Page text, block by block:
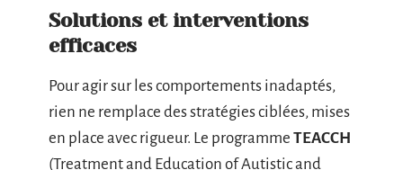
Solutions et interventions
efficaces
Pour agir sur les comportements inadaptés,
rien ne remplace des stratégies ciblées, mises
en place avec rigueur. Le programme TEACCH
(Treatment and Education of Autistic and